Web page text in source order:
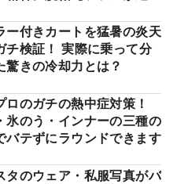
ー付きカートを猛暑の炎天
チ検証！ 実際に乗って分
驚きの冷却力とは？
ロのガチの熱中症対策！
氷のう・インナーの三種の
バテずにラウンドできます
タのウェア・私服写真がバ